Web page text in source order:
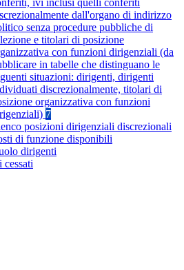
ivi inclusi quelli conferiti
dall'organo di indirizzo
senza procedure pubbliche di
e titolari di posizione
con funzioni dirigenziali (da
in tabelle che distinguano le
situazioni: dirigenti, dirigenti
discrezionalmente, titolari di
organizzativa con funzioni
7
posizioni dirigenziali discrezionali
di funzione disponibili
dirigenti